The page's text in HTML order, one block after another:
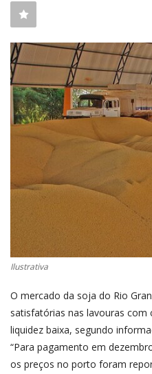
QUEM SOMOS
CONTATO
CONECTE-SE
REGISTO
Ilustrativa
O mercado da soja do Rio
satisfatórias nas lavouras com
liquidez baixa, segundo
“Para pagamento em
os preços no porto foram